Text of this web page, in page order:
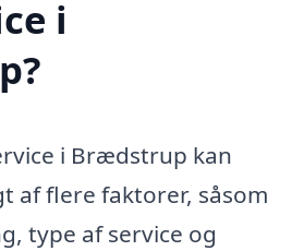
i
i Brædstrup kan
af flere faktorer, såsom
type af service og